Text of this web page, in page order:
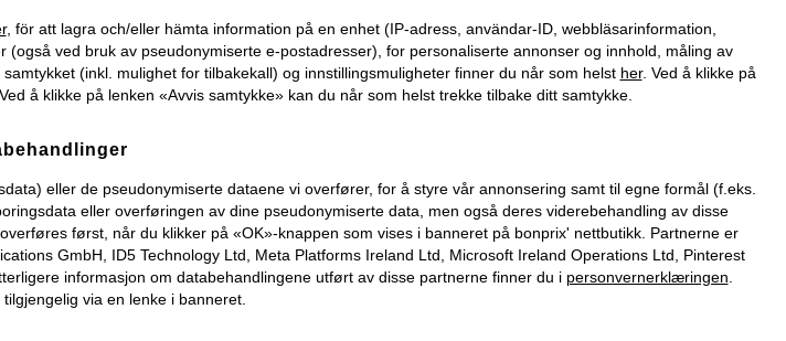
, för att lagra och/eller hämta information på en enhet (IP-adress, användar-ID, webbläsarinformation,
ved bruk av pseudonymiserte e-postadresser), for personaliserte annonser og innhold, måling av
(inkl. mulighet for tilbakekall) og innstillingsmuligheter finner du når som helst her. Ved å klikke på
å klikke på lenken «Avvis samtykke» kan du når som helst trekke tilbake ditt samtykke.
eller de pseudonymiserte dataene vi overfører, for å styre vår annonsering samt til egne formål (f.eks.
eller overføringen av dine pseudonymiserte data, men også deres viderebehandling av disse
først, når du klikker på «OK»-knappen som vises i banneret på bonprix' nettbutikk. Partnerne er
GmbH, ID5 Technology Ltd, Meta Platforms Ireland Ltd, Microsoft Ireland Operations Ltd, Pinterest
informasjon om databehandlingene utført av disse partnerne finner du i personvernerklæringen
via en lenke i banneret.